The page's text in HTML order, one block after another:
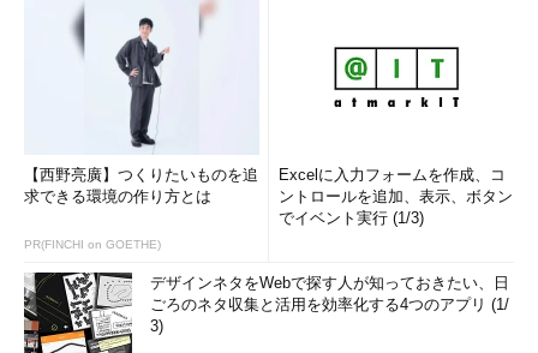
【西野亮廣】つくりたいものを追
求できる環境の作り方とは
PR(FINCHI on GOETHE)
Excelに入力フォームを作成、コ
ントロールを追加、表示、ボタン
でイベント実行 (1/3)
デザインネタをWebで探す人が知っておきたい、日
ごろのネタ収集と活用を効率化する4つのアプリ (1/
3)